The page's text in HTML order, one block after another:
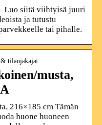
Luo siitä viihtyisä juuri
ja tutustu
tai pihalle.
tilanjakajat
musta,
216×185 cm Tämän
huone huoneen